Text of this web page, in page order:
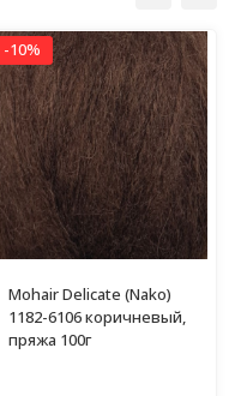
-10%
Mohair Delicate (Nako)
1182-6106 коричневый,
пряжа 100г